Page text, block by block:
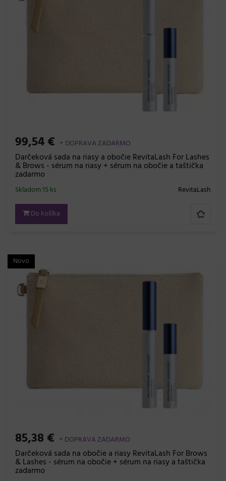
99,54 € + DOPRAVA ZADARMO
Darčeková sada na riasy a obočie RevitaLash For Lashes
& Brows - sérum na riasy + sérum na obočie a taštička
zadarmo
RevitaLash
Skladom 15 ks
Do košíka
Novo
85,38 € + DOPRAVA ZADARMO
Darčeková sada na obočie a riasy RevitaLash For Brows
& Lashes - sérum na obočie + sérum na riasy a taštička
zadarmo